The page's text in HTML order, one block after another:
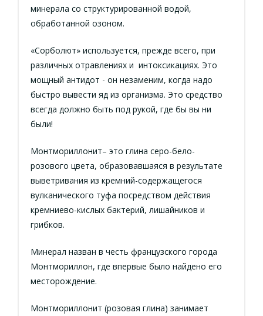
минерала со структурированной водой,
обработанной озоном.
«Сорболют» используется, прежде всего, при
различных отравлениях и интоксикациях. Это
мощный антидот - он незаменим, когда надо
быстро вывести яд из организма. Это средство
всегда должно быть под рукой, где бы вы ни
были!
Монтмориллонит– это глина серо-бело-
розового цвета, образовавшаяся в результате
выветривания из кремний-содержащегося
вулканического туфа посредством действия
кремниево-кислых бактерий, лишайников и
грибков.
Минерал назван в честь французского города
Монтмориллон, где впервые было найдено его
месторождение.
Монтмориллонит (розовая глина) занимает